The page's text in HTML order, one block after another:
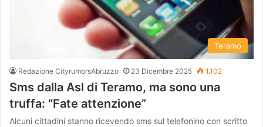
Teramo
Redazione CityrumorsAbruzzo 23 Dicembre 2025 1.102
Sms dalla Asl di Teramo, ma sono una
truffa: “Fate attenzione”
Alcuni cittadini stanno ricevendo sms sul telefonino con scritto